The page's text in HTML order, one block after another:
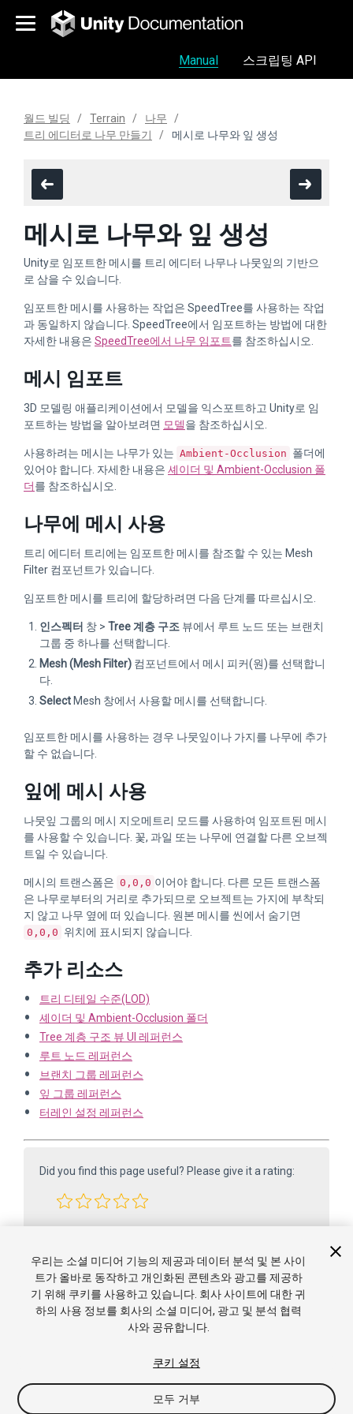
Manual 스크립팅 API
월드 빌딩 Terrain
나무
트리 에디터로 나무 만들기
메시로 나무와 잎 생성
메시로 나무와 잎 생성
Unity로 임포트한 메시를 트리 에디터 나무나 나뭇잎의 기반으
로 삼을 수 있습니다.
임포트한 메시를 사용하는 작업은 SpeedTree를 사용하는 작업
과 동일하지 않습니다. SpeedTree에서 임포트하는 방법에 대한
자세한 내용은 SpeedTree에서 나무 임포트를 참조하십시오.
메시 임포트
3D 모델링 애플리케이션에서 모델을 익스포트하고 Unity로 임
포트하는 방법을 알아보려면 모델을 참조하십시오.
사용하려는 메시는 나무가 있는 Ambient-Occlusion 폴더에
있어야 합니다. 자세한 내용은 셰이더 및 Ambient-Occlusion 폴
더를 참조하십시오.
나무에 메시 사용
트리 에디터 트리에는 임포트한 메시를 참조할 수 있는 Mesh
Filter 컴포넌트가 있습니다.
임포트한 메시를 트리에 할당하려면 다음 단계를 따르십시오.
인스펙터 창 > Tree 계층 구조 뷰에서 루트 노드 또는 브랜치
그룹 중 하나를 선택합니다.
Mesh (Mesh Filter) 컴포넌트에서 메시 피커(원)를 선택합니
다.
Select Mesh 창에서 사용할 메시를 선택합니다.
임포트한 메시를 사용하는 경우 나뭇잎이나 가지를 나무에 추가
할 수 없습니다.
잎에 메시 사용
나뭇잎 그룹의 메시 지오메트리 모드를 사용하여 임포트된 메시
를 사용할 수 있습니다. 꽃, 과일 또는 나무에 연결할 다른 오브젝
트일 수 있습니다.
메시의 트랜스폼은 0,0,0 이어야 합니다. 다른 모든 트랜스폼
은 나무로부터의 거리로 추가되므로 오브젝트는 가지에 부착되
지 않고 나무 옆에 떠 있습니다. 원본 메시를 씬에서 숨기면
0,0,0 위치에 표시되지 않습니다.
추가 리소스
트리 디테일 수준(LOD)
셰이더 및 Ambient-Occlusion 폴더
Tree 계층 구조 뷰 UI 레퍼런스
루트 노드 레퍼런스
브랜치 그룹 레퍼런스
잎 그룹 레퍼런스
터레인 설정 레퍼런스
Did you find this page useful? Please give it a rating:
Copyright ©2005-2025 Unity Technologies. All rights reserved. Built
from 6000.0.65f1 (f34bf41fecc5). Built on: 2025-12-15.
우리는 소셜 미디어 기능의 제공과 데이터 분석 및 본 사이
트가 올바로 동작하고 개인화된 콘텐츠와 광고를 제공하
기 위해 쿠키를 사용하고 있습니다. 회사 사이트에 대한 귀
하의 사용 정보를 회사의 소셜 미디어, 광고 및 분석 협력
사와 공유합니다.
쿠키 설정
모두 거부